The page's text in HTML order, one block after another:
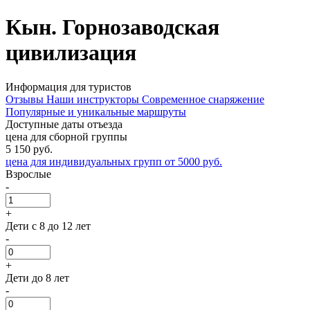
Кын. Горнозаводская
цивилизация
Информация для туристов
Отзывы Наши инструкторы Современное снаряжение
Популярные и уникальные маршруты
Доступные даты отъезда
цена для сборной группы
5 150 руб.
цена для индивидуальных групп от 5000 руб.
Взрослые
-
+
Дети с 8 до 12 лет
-
+
Дети до 8 лет
-